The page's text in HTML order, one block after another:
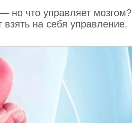
но что управляет мозгом?
на себя управление.